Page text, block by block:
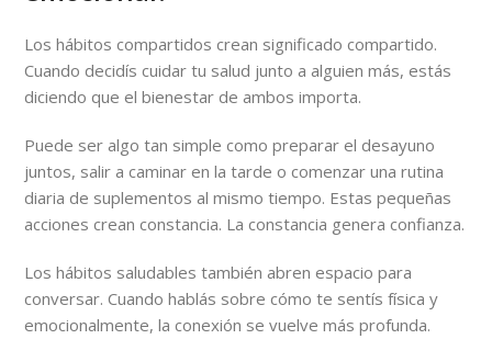
Los hábitos compartidos crean significado compartido.
Cuando decidís cuidar tu salud junto a alguien más, estás
diciendo que el bienestar de ambos importa.
Puede ser algo tan simple como preparar el desayuno
juntos, salir a caminar en la tarde o comenzar una rutina
diaria de suplementos al mismo tiempo. Estas pequeñas
acciones crean constancia. La constancia genera confianza.
Los hábitos saludables también abren espacio para
conversar. Cuando hablás sobre cómo te sentís física y
emocionalmente, la conexión se vuelve más profunda.